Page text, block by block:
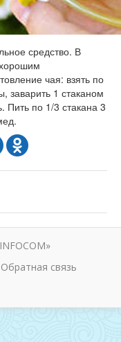
средство. В
чая: взять по
заварить 1 стаканом
Пить по 1/3 стакана 3
Обратная связь